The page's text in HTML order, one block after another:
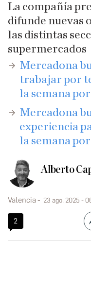
La compañía
difunde nuevas
las distintas
supermercados
Mercadona
trabajar por
la semana
​Mercadona
experiencia
la semana
Alberto
Valencia 23 ago. 2025 -
2